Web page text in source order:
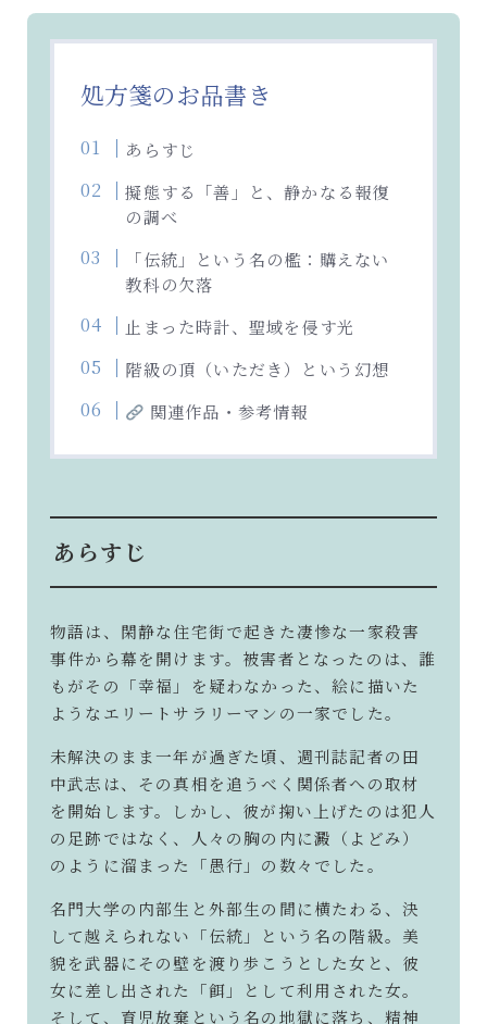
処方箋のお品書き
あらすじ
擬態する「善」と、静かなる報復
の調べ
「伝統」という名の檻：購えない
教科の欠落
止まった時計、聖域を侵す光
階級の頂（いただき）という幻想
関連作品・参考情報
あらすじ
物語は、閑静な住宅街で起きた凄惨な一家殺害
事件から幕を開けます。被害者となったのは、誰
もがその「幸福」を疑わなかった、絵に描いた
ようなエリートサラリーマンの一家でした。
未解決のまま一年が過ぎた頃、週刊誌記者の田
中武志は、その真相を追うべく関係者への取材
を開始します。しかし、彼が掬い上げたのは犯人
の足跡ではなく、人々の胸の内に澱（よどみ）
のように溜まった「愚行」の数々でした。
名門大学の内部生と外部生の間に横たわる、決
して越えられない「伝統」という名の階級。美
貌を武器にその壁を渡り歩こうとした女と、彼
女に差し出された「餌」として利用された女。
そして、育児放棄という名の地獄に落ち、精神